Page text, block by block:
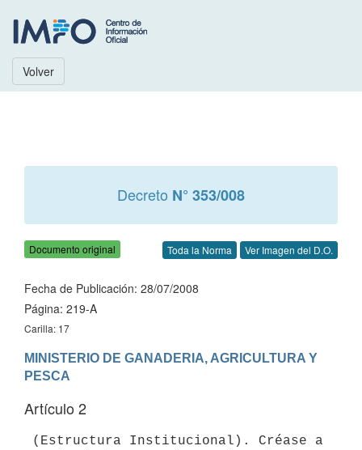
Volver
Decreto N° 353/008
Documento original Toda la Norma Ver Imagen del D.O.
Fecha de Publicación: 28/07/2008
Página: 219-A
Carilla: 17
MINISTERIO DE GANADERIA, AGRICULTURA Y
Artículo 2